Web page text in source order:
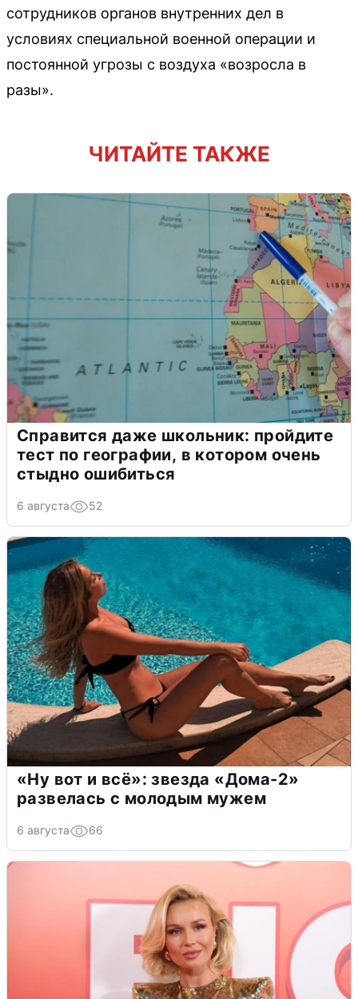
сотрудников органов внутренних дел в
условиях специальной военной операции и
постоянной угрозы с воздуха «возросла в
разы».
ЧИТАЙТЕ ТАКЖЕ
Справится даже школьник: пройдите
тест по географии, в котором очень
стыдно ошибиться
6 августа 52
«Ну вот и всё»: звезда «Дома-2»
развелась с молодым мужем
6 августа 66